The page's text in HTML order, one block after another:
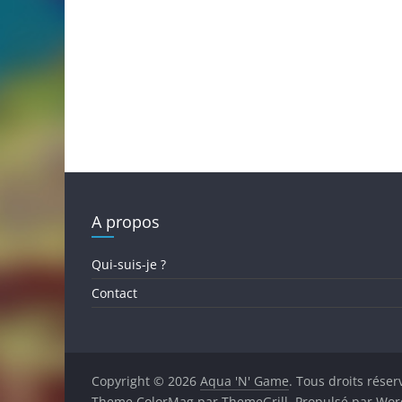
A propos
Qui-suis-je ?
Contact
Copyright © 2026 Aqua 'N' Game. Tous droits